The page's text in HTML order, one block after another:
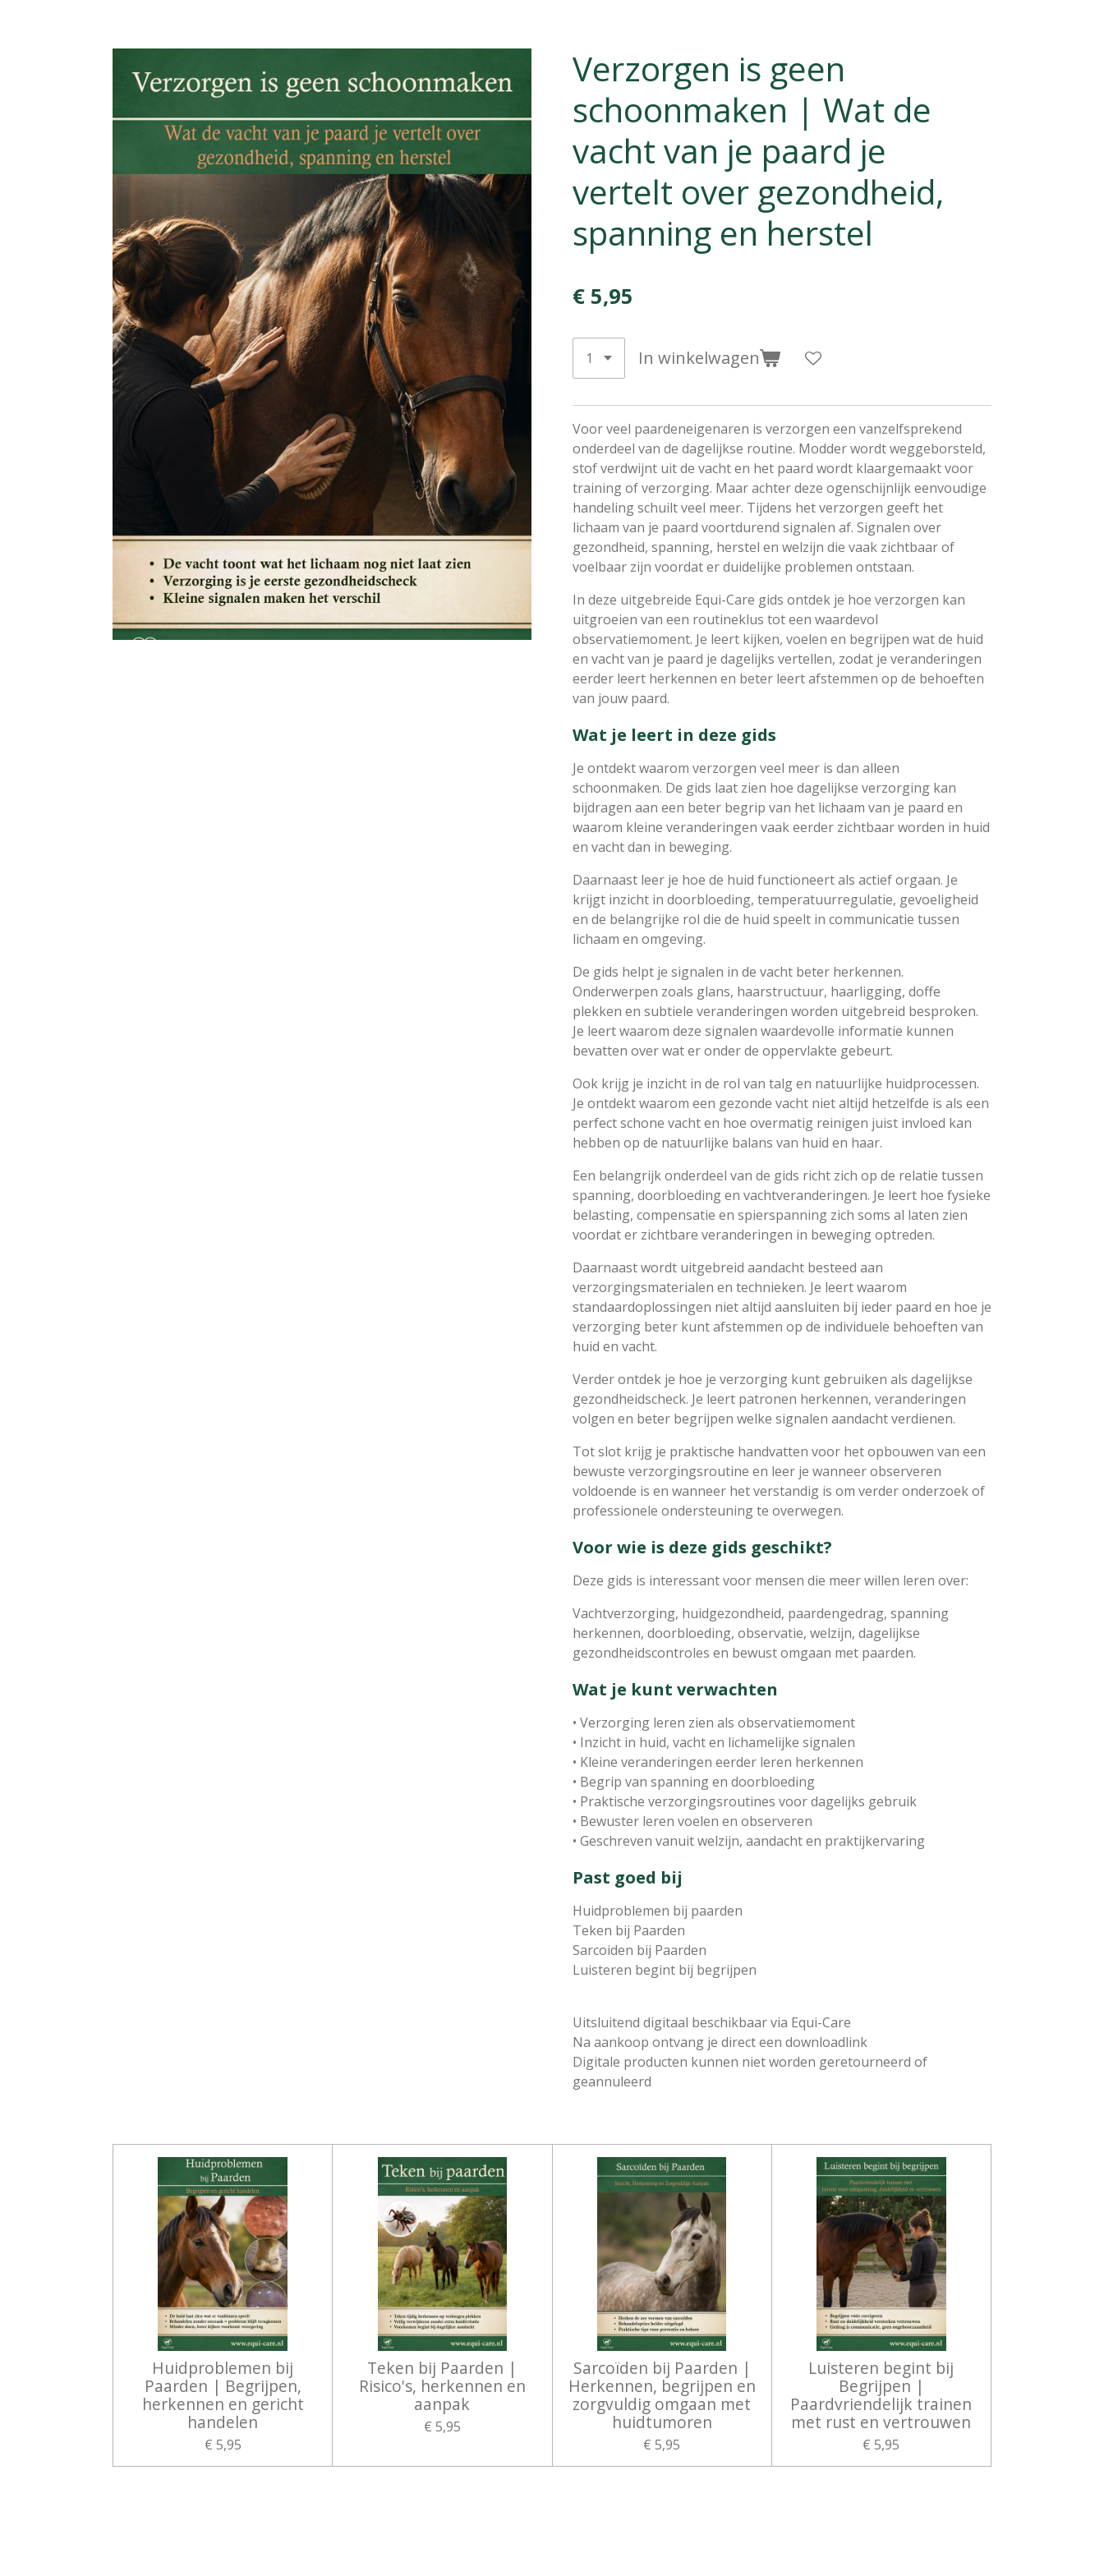
Verzorgen is geen
schoonmaken | Wat de
vacht van je paard je
vertelt over gezondheid,
spanning en herstel
€ 5,95
In winkelwagen
Voor veel paardeneigenaren is verzorgen een vanzelfsprekend
onderdeel van de dagelijkse routine. Modder wordt weggeborsteld,
stof verdwijnt uit de vacht en het paard wordt klaargemaakt voor
training of verzorging. Maar achter deze ogenschijnlijk eenvoudige
handeling schuilt veel meer. Tijdens het verzorgen geeft het
lichaam van je paard voortdurend signalen af. Signalen over
gezondheid, spanning, herstel en welzijn die vaak zichtbaar of
voelbaar zijn voordat er duidelijke problemen ontstaan.
In deze uitgebreide Equi-Care gids ontdek je hoe verzorgen kan
uitgroeien van een routineklus tot een waardevol
observatiemoment. Je leert kijken, voelen en begrijpen wat de huid
en vacht van je paard je dagelijks vertellen, zodat je veranderingen
eerder leert herkennen en beter leert afstemmen op de behoeften
van jouw paard.
Wat je leert in deze gids
Je ontdekt waarom verzorgen veel meer is dan alleen
schoonmaken. De gids laat zien hoe dagelijkse verzorging kan
bijdragen aan een beter begrip van het lichaam van je paard en
waarom kleine veranderingen vaak eerder zichtbaar worden in huid
en vacht dan in beweging.
Daarnaast leer je hoe de huid functioneert als actief orgaan. Je
krijgt inzicht in doorbloeding, temperatuurregulatie, gevoeligheid
en de belangrijke rol die de huid speelt in communicatie tussen
lichaam en omgeving.
De gids helpt je signalen in de vacht beter herkennen.
Onderwerpen zoals glans, haarstructuur, haarligging, doffe
plekken en subtiele veranderingen worden uitgebreid besproken.
Je leert waarom deze signalen waardevolle informatie kunnen
bevatten over wat er onder de oppervlakte gebeurt.
Ook krijg je inzicht in de rol van talg en natuurlijke huidprocessen.
Je ontdekt waarom een gezonde vacht niet altijd hetzelfde is als een
perfect schone vacht en hoe overmatig reinigen juist invloed kan
hebben op de natuurlijke balans van huid en haar.
Een belangrijk onderdeel van de gids richt zich op de relatie tussen
spanning, doorbloeding en vachtveranderingen. Je leert hoe fysieke
belasting, compensatie en spierspanning zich soms al laten zien
voordat er zichtbare veranderingen in beweging optreden.
Daarnaast wordt uitgebreid aandacht besteed aan
verzorgingsmaterialen en technieken. Je leert waarom
standaardoplossingen niet altijd aansluiten bij ieder paard en hoe je
verzorging beter kunt afstemmen op de individuele behoeften van
huid en vacht.
Verder ontdek je hoe je verzorging kunt gebruiken als dagelijkse
gezondheidscheck. Je leert patronen herkennen, veranderingen
volgen en beter begrijpen welke signalen aandacht verdienen.
Tot slot krijg je praktische handvatten voor het opbouwen van een
bewuste verzorgingsroutine en leer je wanneer observeren
voldoende is en wanneer het verstandig is om verder onderzoek of
professionele ondersteuning te overwegen.
Voor wie is deze gids geschikt?
Deze gids is interessant voor mensen die meer willen leren over:
Vachtverzorging, huidgezondheid, paardengedrag, spanning
herkennen, doorbloeding, observatie, welzijn, dagelijkse
gezondheidscontroles en bewust omgaan met paarden.
Wat je kunt verwachten
• Verzorging leren zien als observatiemoment
• Inzicht in huid, vacht en lichamelijke signalen
• Kleine veranderingen eerder leren herkennen
• Begrip van spanning en doorbloeding
• Praktische verzorgingsroutines voor dagelijks gebruik
• Bewuster leren voelen en observeren
• Geschreven vanuit welzijn, aandacht en praktijkervaring
Past goed bij
Huidproblemen bij paarden
Teken bij Paarden
Sarcoiden bij Paarden
Luisteren begint bij begrijpen
Uitsluitend digitaal beschikbaar via Equi-Care
Na aankoop ontvang je direct een downloadlink
Digitale producten kunnen niet worden geretourneerd of
geannuleerd
Huidproblemen bij
Paarden | Begrijpen,
herkennen en gericht
handelen
€ 5,95
Teken bij Paarden |
Risico's, herkennen en
aanpak
€ 5,95
Sarcoïden bij Paarden |
Herkennen, begrijpen en
zorgvuldig omgaan met
huidtumoren
€ 5,95
Luisteren begint bij
Begrijpen |
Paardvriendelijk trainen
met rust en vertrouwen
€ 5,95